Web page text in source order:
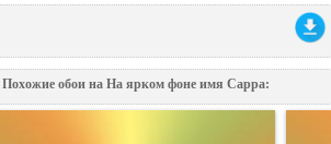
Похожие обои на На ярком фоне имя Сарра: